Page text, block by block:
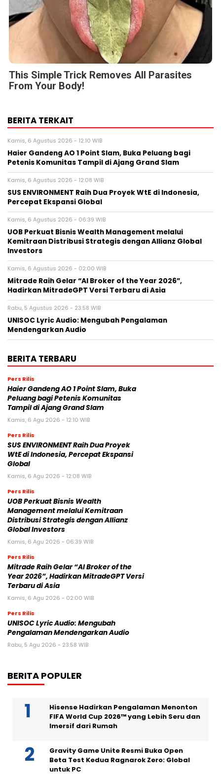
This Simple Trick Removes All Parasites
From Your Body!
BERITA TERKAIT
Kamis, 6 Agustus 2026 - 12:10 WIB
Haier Gandeng AO 1 Point Slam, Buka Peluang bagi
Petenis Komunitas Tampil di Ajang Grand Slam
Kamis, 6 Agustus 2026 - 12:08 WIB
SUS ENVIRONMENT Raih Dua Proyek WtE di Indonesia,
Percepat Ekspansi Global
Kamis, 6 Agustus 2026 - 06:39 WIB
UOB Perkuat Bisnis Wealth Management melalui
Kemitraan Distribusi Strategis dengan Allianz Global
Investors
Kamis, 6 Agustus 2026 - 02:00 WIB
Mitrade Raih Gelar “AI Broker of the Year 2026”,
Hadirkan MitradeGPT Versi Terbaru di Asia
Rabu, 5 Agustus 2026 - 23:58 WIB
UNISOC Lyric Audio: Mengubah Pengalaman
Mendengarkan Audio
BERITA TERBARU
Pers Rilis
Haier Gandeng AO 1 Point Slam, Buka
Peluang bagi Petenis Komunitas
Tampil di Ajang Grand Slam
Kamis, 6 Agu 2026 - 12:10 WIB
Pers Rilis
SUS ENVIRONMENT Raih Dua Proyek
WtE di Indonesia, Percepat Ekspansi
Global
Kamis, 6 Agu 2026 - 12:08 WIB
Pers Rilis
UOB Perkuat Bisnis Wealth
Management melalui Kemitraan
Distribusi Strategis dengan Allianz
Global Investors
Kamis, 6 Agu 2026 - 06:39 WIB
Pers Rilis
Mitrade Raih Gelar “AI Broker of the
Year 2026”, Hadirkan MitradeGPT Versi
Terbaru di Asia
Kamis, 6 Agu 2026 - 02:00 WIB
Pers Rilis
UNISOC Lyric Audio: Mengubah
Pengalaman Mendengarkan Audio
Rabu, 5 Agu 2026 - 23:58 WIB
BERITA POPULER
Hisense Hadirkan Pengalaman Menonton
FIFA World Cup 2026™ yang Lebih Seru dan
Imersif dari Rumah
Gravity Game Unite Resmi Buka Open
Beta Test Kedua Ragnarok Zero: Global
untuk PC